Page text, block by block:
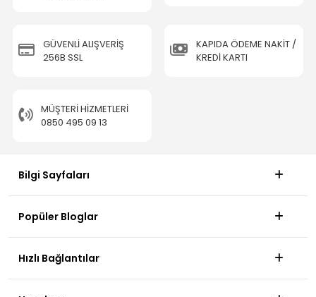
GÜVENLİ ALIŞVERİŞ
256B SSL
KAPIDA ÖDEME NAKİT /
KREDİ KARTI
MÜŞTERI HIZMETLERI
0850 495 09 13
Bilgi Sayfaları
Popüler Bloglar
Hızlı Bağlantılar